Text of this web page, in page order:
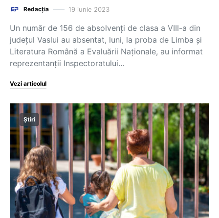
Redacția 19 iunie 2023
Un număr de 156 de absolvenţi de clasa a VIII-a din
judeţul Vaslui au absentat, luni, la proba de Limba şi
Literatura Română a Evaluării Naţionale, au informat
reprezentanţii Inspectoratului…
Vezi articolul
Știri